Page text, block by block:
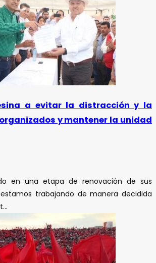
a evitar la distracción y la
y mantener la unidad
en una etapa de renovación de sus
trabajando de manera decidida